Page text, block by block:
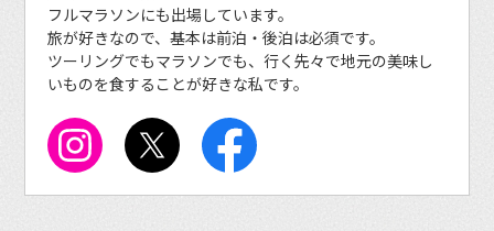
フルマラソンにも出場しています。
旅が好きなので、基本は前泊・後泊は必須です。
ツーリングでもマラソンでも、行く先々で地元の美味し
いものを食することが好きな私です。